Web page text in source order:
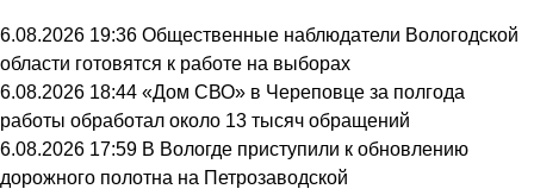
6.08.2026 19:36 Общественные наблюдатели Вологодской
области готовятся к работе на выборах
6.08.2026 18:44 «Дом СВО» в Череповце за полгода
работы обработал около 13 тысяч обращений
6.08.2026 17:59 В Вологде приступили к обновлению
дорожного полотна на Петрозаводской